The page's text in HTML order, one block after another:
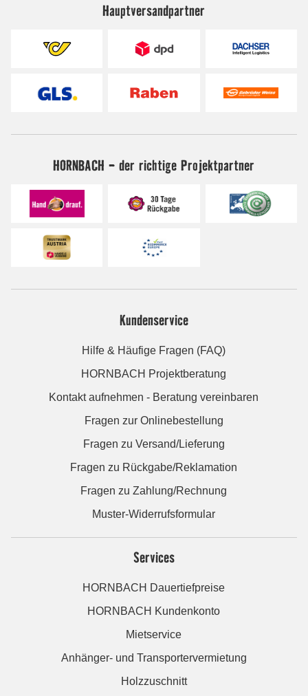
Hauptversandpartner
HORNBACH - der richtige Projektpartner
Kundenservice
Hilfe & Häufige Fragen (FAQ)
HORNBACH Projektberatung
Kontakt aufnehmen - Beratung vereinbaren
Fragen zur Onlinebestellung
Fragen zu Versand/Lieferung
Fragen zu Rückgabe/Reklamation
Fragen zu Zahlung/Rechnung
Muster-Widerrufsformular
Services
HORNBACH Dauertiefpreise
HORNBACH Kundenkonto
Mietservice
Anhänger- und Transportervermietung
Holzzuschnitt